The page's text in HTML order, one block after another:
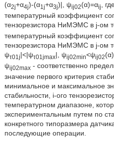
(α2j+α4j)-(α1j+α3j)|, ψij02(α)=αij,
температурный коэффициент
тензорезистора НиМЭМС в j-ом
температурный коэффициент
тензорезистора НиМЭМС в j-ом
ψτ01j|<|ψτ01jmax|, ψij02min<ψij02
ψij02max- соответственно
значение первого критерия
минимальное и максимальное
стабильности, i-ого
температурном диапазоне,
экспериментальным путем по
конкретного типоразмера
последующие операции.